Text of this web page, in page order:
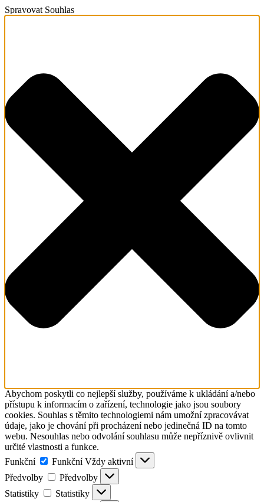
Spravovat Souhlas
Abychom poskytli co nejlepší služby, používáme k ukládání a/nebo
přístupu k informacím o zařízení, technologie jako jsou soubory
cookies. Souhlas s těmito technologiemi nám umožní zpracovávat
údaje, jako je chování při procházení nebo jedinečná ID na tomto
webu. Nesouhlas nebo odvolání souhlasu může nepříznivě ovlivnit
určité vlastnosti a funkce.
Funkční
Funkční Vždy aktivní
Předvolby
Předvolby
Statistiky
Statistiky